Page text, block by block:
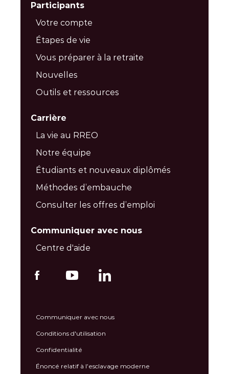
Participants
Votre compte
Étapes de vie
Vous préparer à la retraite
Nouvelles
Outils et ressources
Carrière
La vie au RREO
Notre équipe
Étudiants et nouveaux diplômés
Méthodes d’embauche
Consulter les offres d’emploi
Communiquer avec nous
Centre d'aide
Communiquer avec nous
Conditions d'utilisation
Confidentialité
Énoncé relatif à l’esclavage moderne